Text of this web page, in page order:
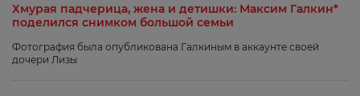
Хмурая падчерица, жена и детишки: Максим Галкин*
поделился снимком большой семьи
Фотография была опубликована Галкиным в аккаунте своей
дочери Лизы